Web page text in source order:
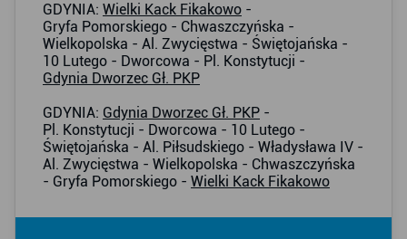
GDYNIA: Wielki Kack Fikakowo -
Gryfa Pomorskiego - Chwaszczyńska -
Wielkopolska - Al. Zwycięstwa - Świętojańska -
10 Lutego - Dworcowa - Pl. Konstytucji -
Gdynia Dworzec Gł. PKP
GDYNIA: Gdynia Dworzec Gł. PKP -
Pl. Konstytucji - Dworcowa - 10 Lutego -
Świętojańska - Al. Piłsudskiego - Władysława IV -
Al. Zwycięstwa - Wielkopolska - Chwaszczyńska
- Gryfa Pomorskiego - Wielki Kack Fikakowo